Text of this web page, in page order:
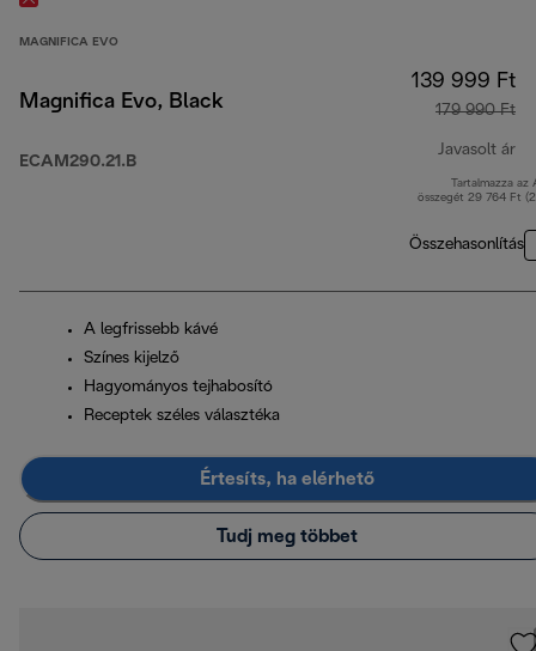
MAGNIFICA EVO
Magnifica Evo, Black
ECAM290.21.B
139 999 Ft
179 990 Ft
Javasolt ár
Tartalmazza az
összegét 29 764 Ft
Összehasonlítás
A legfrissebb kávé
Színes kijelző
Hagyományos tejhabosító
Receptek széles választéka
Értesíts, ha elérhető
Tudj meg többet